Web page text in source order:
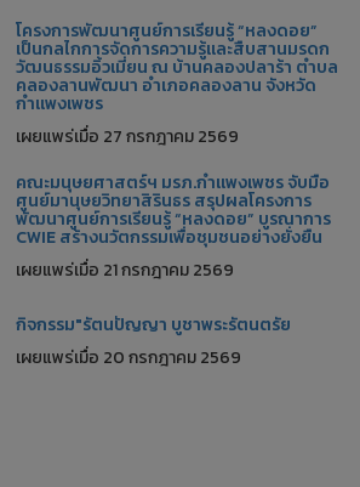
โครงการพัฒนาศูนย์การเรียนรู้ “หลงดอย”
เป็นกลไกการจัดการความรู้และสืบสานมรดก
วัฒนธรรมอิ้วเมี่ยน ณ บ้านคลองปลาร้า ตำบล
คลองลานพัฒนา อำเภอคลองลาน จังหวัด
กำแพงเพชร
เผยแพร่เมื่อ 27 กรกฎาคม 2569
คณะมนุษยศาสตร์ฯ มรภ.กำแพงเพชร จับมือ
ศูนย์มานุษยวิทยาสิรินธร สรุปผลโครงการ
พัฒนาศูนย์การเรียนรู้ “หลงดอย” บูรณาการ
CWIE สร้างนวัตกรรมเพื่อชุมชนอย่างยั่งยืน
เผยแพร่เมื่อ 21 กรกฎาคม 2569
กิจกรรม"รัตนปัญญา บูชาพระรัตนตรัย
เผยแพร่เมื่อ 20 กรกฎาคม 2569